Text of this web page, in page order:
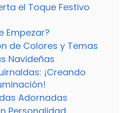
el Toque Festivo
Empezar?
de Colores y Temas
Navideñas
¡Creando
Adornadas
Personalidad